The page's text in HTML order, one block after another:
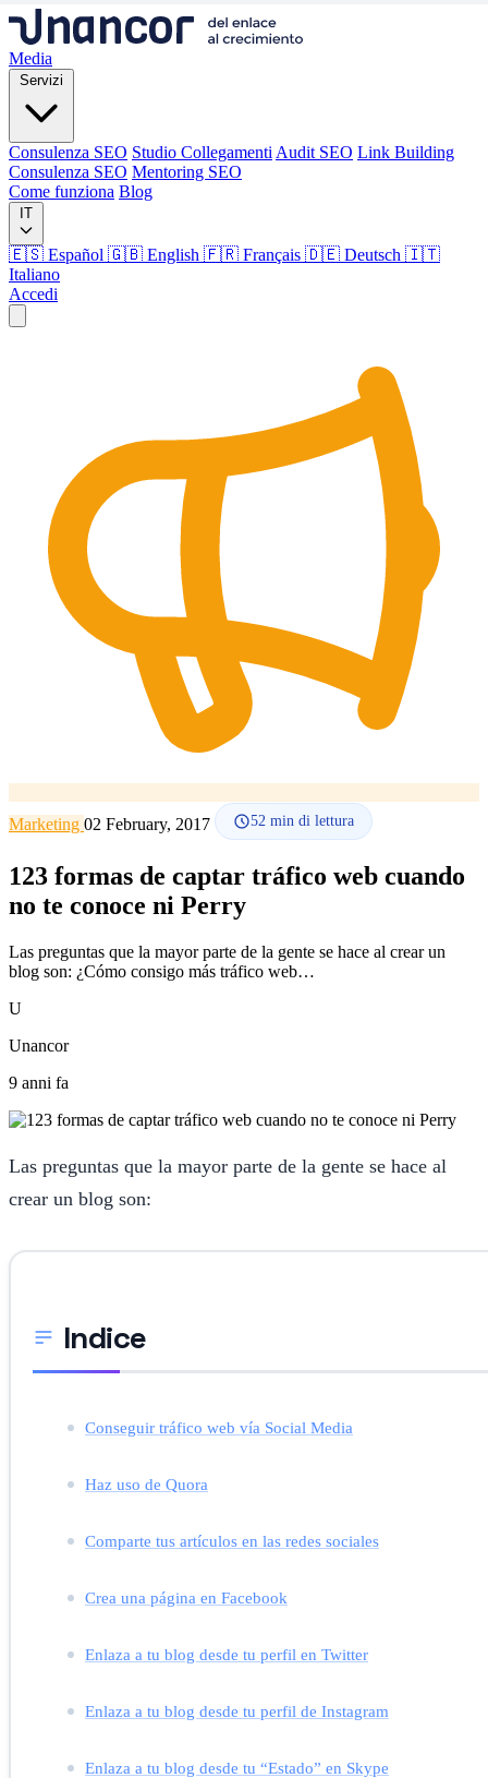
Media
Servizi
Consulenza SEO Studio Collegamenti Audit SEO Link Building
Consulenza SEO Mentoring SEO
Come funziona Blog
IT
🇪🇸 Español 🇬🇧 English 🇫🇷 Français 🇩🇪 Deutsch 🇮🇹
Italiano
Accedi
Studio CollegamentiAudit SEO
Link Building
Consulenza SEO
Come funziona
Lingua
🇪🇸 ES
🇬🇧 EN 🇫🇷 FR 🇩🇪 DE
Accedi
Marketing 02 February, 2017 52 min di lettura
123 formas de captar tráfico web cuando
no te conoce ni Perry
Las preguntas que la mayor parte de la gente se hace al crear un
blog son: ¿Cómo consigo más tráfico web…
U
Unancor
9 anni fa
Las preguntas que la mayor parte de la gente se hace al
crear un blog son:
Indice
Conseguir tráfico web vía Social Media
Haz uso de Quora
Comparte tus artículos en las redes sociales
Crea una página en Facebook
Enlaza a tu blog desde tu perfil en Twitter
Enlaza a tu blog desde tu perfil de Instagram
Enlaza a tu blog desde tu “Estado” en Skype